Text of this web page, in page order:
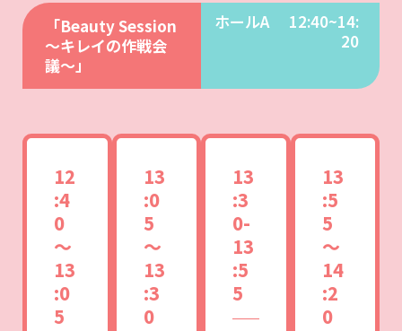
「Beauty Session
〜キレイの作戦会
議〜」
ホールA
12:40~14:
20
12
:4
0
〜
13
:0
5
13
:0
5
〜
13
:3
0
13
:3
0-
13
:5
5
13
:5
5
〜
14
:2
0